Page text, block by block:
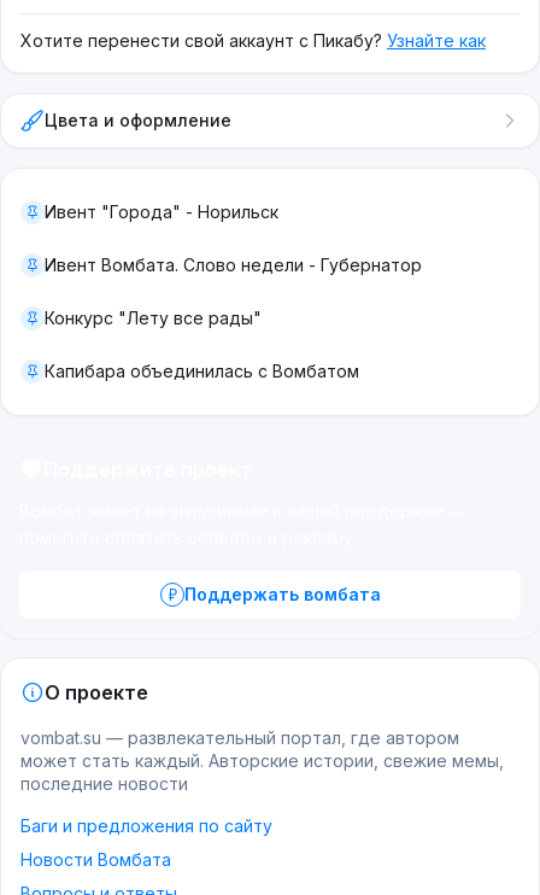
Хотите перенести свой аккаунт с Пикабу? Узнайте как
Цвета и оформление
Ивент "Города" - Норильск
Ивент Вомбата. Слово недели - Губернатор
Конкурс "Лету все рады"
Капибара объединилась с Вомбатом
Поддержать вомбата
О проекте
vombat.su — развлекательный портал, где автором
может стать каждый. Авторские истории, свежие мемы,
последние новости
Баги и предложения по сайту
Новости Вомбата